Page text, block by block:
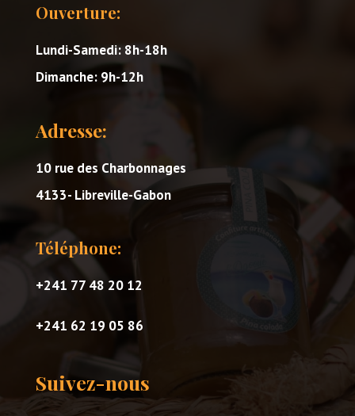
Ouverture:
Lundi-Samedi: 8h-18h
Dimanche: 9h-12h
Adresse:
10 rue des Charbonnages
4133- Libreville-Gabon
Téléphone:
+241 77 48 20 12
+241 62 19 05 86
Suivez-nous